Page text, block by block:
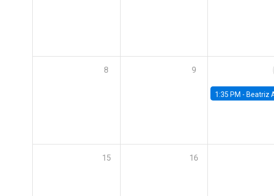
8 9
1:35 PM - Beatriz Ahumada, PhD candidate, Universidad
15 16